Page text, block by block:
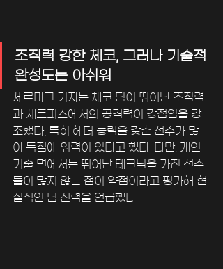
조직력 강한 체코, 그러나 기술적
완성도는 아쉬워
세르마크 기자는 체코 팀이 뛰어난 조직력
과 세트피스에서의 공격력이 강점임을 강
조했다. 특히 헤더 능력을 갖춘 선수가 많
아 득점에 위력이 있다고 했다. 다만, 개인
기술 면에서는 뛰어난 테크닉을 가진 선수
들이 많지 않는 점이 약점이라고 평가해 현
실적인 팀 전력을 언급했다.